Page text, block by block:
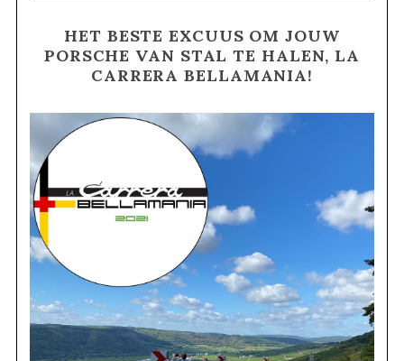
HET BESTE EXCUUS OM JOUW
PORSCHE VAN STAL TE HALEN, LA
CARRERA BELLAMANIA!